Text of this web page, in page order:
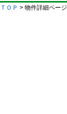
ＴＯＰ > 物件詳細ページ